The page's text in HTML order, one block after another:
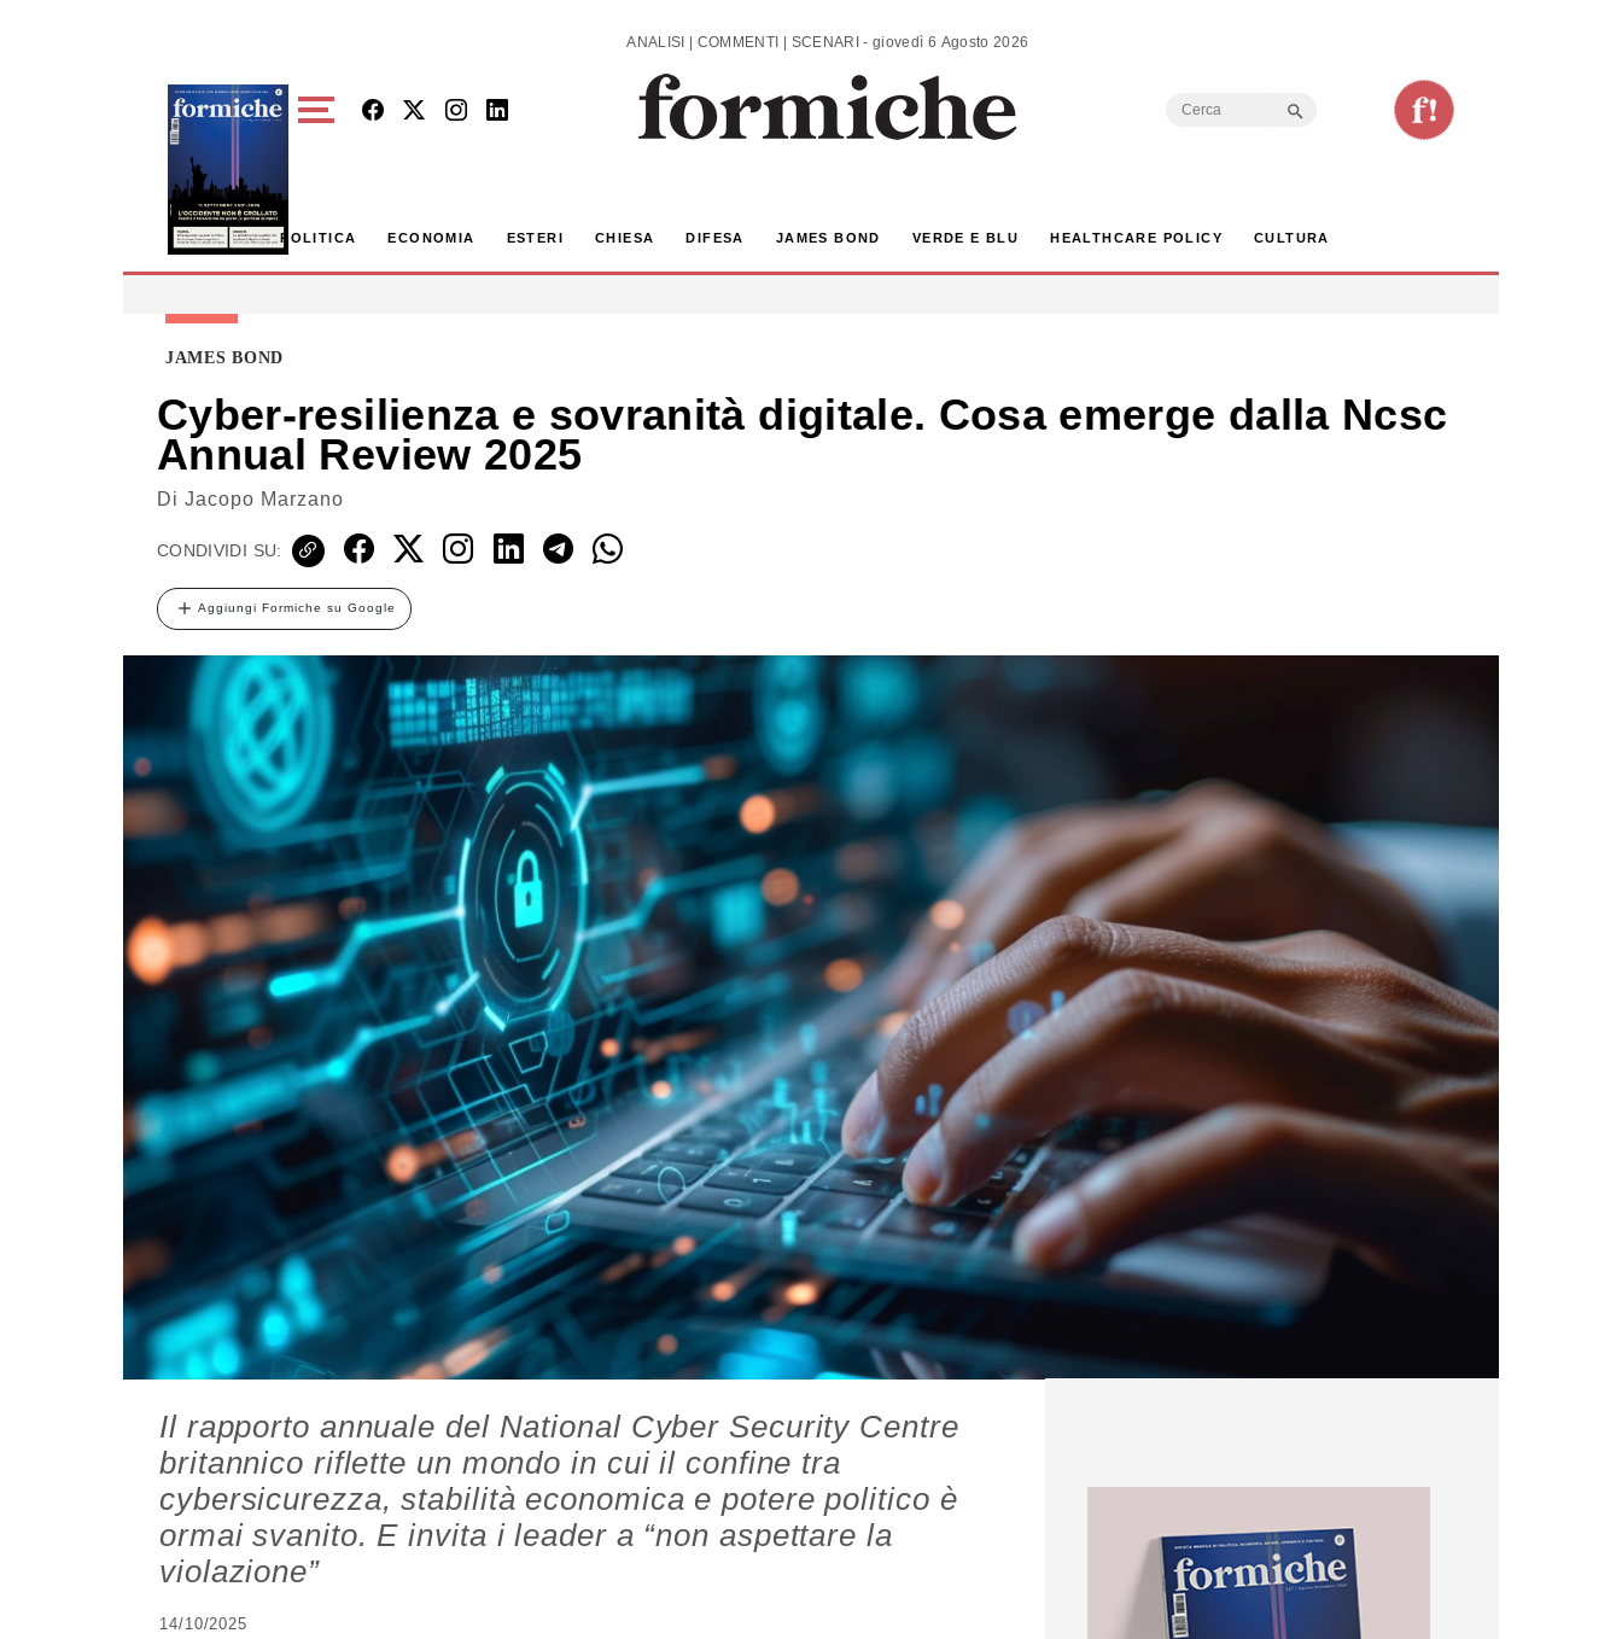
ANALISI | COMMENTI | SCENARI - giovedì 6 Agosto 2026
Search
POLITICA ECONOMIA ESTERI CHIESA DIFESA JAMES BOND VERDE E BLU HEALTHCARE POLICY CULTURA
JAMES BOND
Cyber-resilienza e sovranità digitale. Cosa emerge dalla Ncsc
Annual Review 2025
Di Jacopo Marzano
CONDIVIDI SU:
Aggiungi Formiche su Google
Il rapporto annuale del National Cyber Security Centre
britannico riflette un mondo in cui il confine tra
cybersicurezza, stabilità economica e potere politico è
ormai svanito. E invita i leader a “non aspettare la
violazione”
14/10/2025